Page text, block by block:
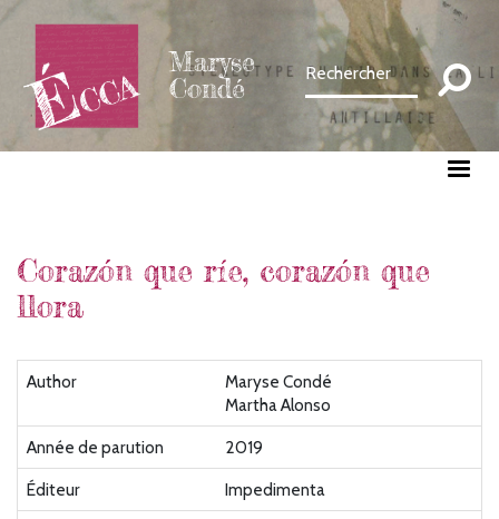
contenu
principal
Maryse
Condé
Corazón que ríe, corazón que
llora
Author
Maryse Condé
Martha Alonso
Année de parution
2019
Éditeur
Impedimenta